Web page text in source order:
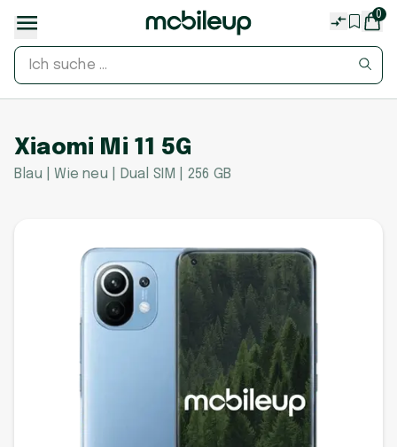
0
Xiaomi Mi 11 5G
Blau | Wie neu | Dual SIM | 256 GB